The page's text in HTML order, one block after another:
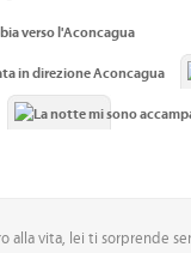
alla vita, lei ti sorprende